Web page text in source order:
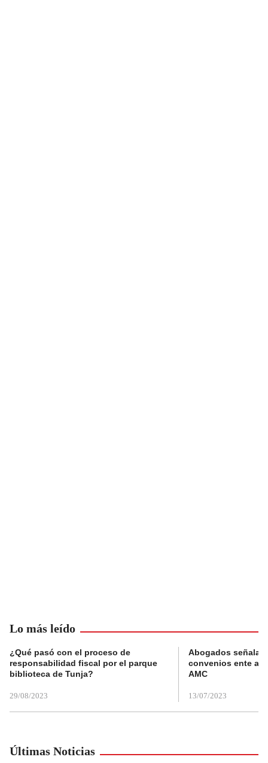
Lo más leído
¿Qué pasó con el proceso de
responsabilidad fiscal por el parque
biblioteca de Tunja?
29/08/2023
Abogados
convenios ente
AMC
13/07/2023
Últimas Noticias